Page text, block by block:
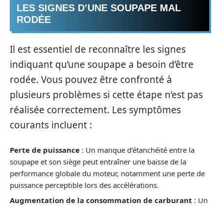
LES SIGNES D’UNE SOUPAPE MAL
RODÉE
Il est essentiel de reconnaître les signes
indiquant qu’une soupape a besoin d’être
rodée. Vous pouvez être confronté à
plusieurs problèmes si cette étape n’est pas
réalisée correctement. Les symptômes
courants incluent :
Perte de puissance : Un manque d’étanchéité entre la
soupape et son siège peut entraîner une baisse de la
performance globale du moteur, notamment une perte de
puissance perceptible lors des accélérations.
Augmentation de la consommation de carburant : Un